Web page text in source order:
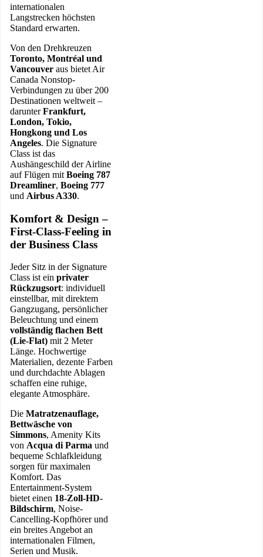
internationalen
Langstrecken höchsten
Standard erwarten.
Von den Drehkreuzen
Toronto, Montréal und
Vancouver aus bietet Air
Canada Nonstop-
Verbindungen zu über 200
Destinationen weltweit –
darunterFrankfurt,
London, Tokio,
Hongkong und Los
Angeles. Die Signature
Class ist das
Aushängeschild der Airline
auf Flügen mit Boeing 787
Dreamliner, Boeing 777
und Airbus A330.
Komfort & Design –
First-Class-Feeling in
der Business Class
Jeder Sitz in der Signature
Class ist ein privater
Rückzugsort: individuell
einstellbar, mit direktem
Gangzugang, persönlicher
Beleuchtung und einem
vollständig flachen Bett
(Lie-Flat) mit 2 Meter
Länge. Hochwertige
Materialien, dezente Farben
und durchdachte Ablagen
schaffen eine ruhige,
elegante Atmosphäre.
Die Matratzenauflage,
Bettwäsche von
Simmons, Amenity Kits
von Acqua di Parma und
bequeme Schlafkleidung
sorgen für maximalen
Komfort. Das
Entertainment-System
bietet einen 18-Zoll-HD-
Bildschirm, Noise-
Cancelling-Kopfhörer und
ein breites Angebot an
internationalen Filmen,
Serien und Musik.